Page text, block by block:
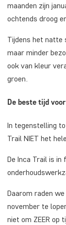
maanden zijn
ochtends droog
Tijdens het natte
maar minder
ook van kleur
groen.
De beste tijd
In tegenstelling
Trail NIET het
De Inca Trail is
Daarom raden
november te
niet om ZEER op